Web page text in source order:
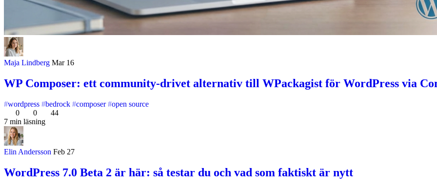
Maja Lindberg Mar 16
WP Composer: ett community-drivet alternativ till WPackagist för WordPress via
wordpress bedrock composer
open source
0
0
44
7 min läsning
Elin Andersson Feb 27
WordPress 7.0 Beta 2 är här: så testar du och vad som faktiskt är nytt